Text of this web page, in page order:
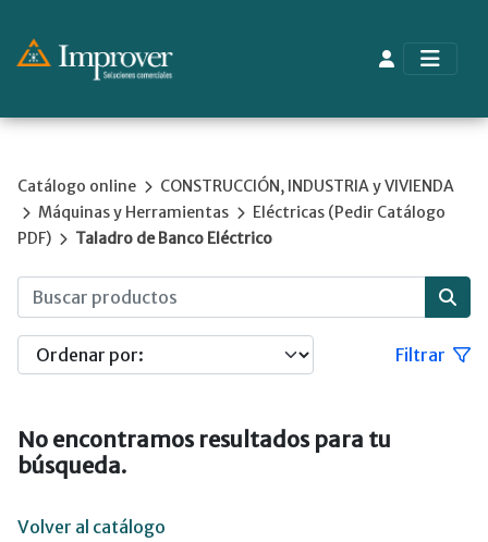
Catálogo online
CONSTRUCCIÓN, INDUSTRIA y VIVIENDA
Máquinas y Herramientas
Eléctricas (Pedir Catálogo
PDF)
Taladro de Banco Eléctrico
Filtrar
No encontramos resultados para tu
búsqueda.
Volver al catálogo